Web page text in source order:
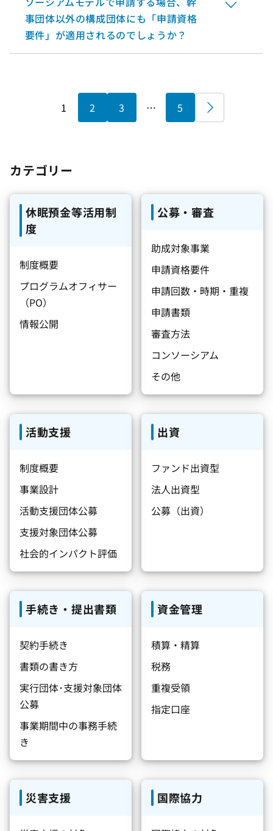
事団体以外の構成団体にも「申請資格
要件」が適用されるのでしょうか？
1 2 3 … 5 »
カテゴリー
休眠預金等活用制
度
制度概要
プログラムオフィサー
（PO）
情報公開
公募・審査
助成対象事業
申請資格要件
申請回数・時期・重複
申請書類
審査方法
コンソーシアム
その他
活動支援
制度概要
事業設計
活動支援団体公募
支援対象団体公募
社会的インパクト評価
出資
ファンド出資型
法人出資型
公募（出資）
手続き・提出書類
契約手続き
書類の書き方
実行団体･支援対象団体
公募
事業期間中の事務手続
き
資金管理
積算・精算
税務
重複受領
指定口座
災害支援 国際協力